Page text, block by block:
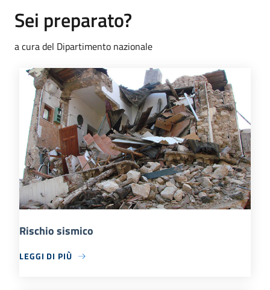
Sei preparato?
a cura del Dipartimento nazionale
Rischio sismico
LEGGI DI PIÙ